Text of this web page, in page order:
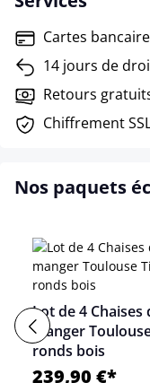
Cartes
14 jours de
Retours
Chiffrement
Nos paquets
Lot de 4 Chaises
manger
ronds bois
239,90 €*